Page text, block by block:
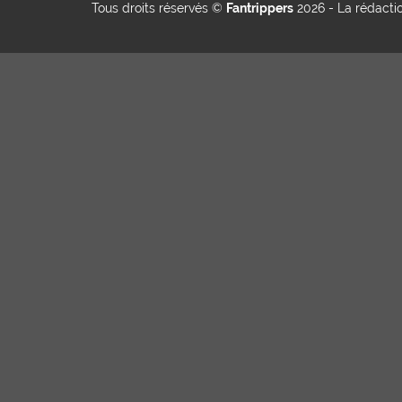
Tous droits réservés © Fantrippers 2026 - La